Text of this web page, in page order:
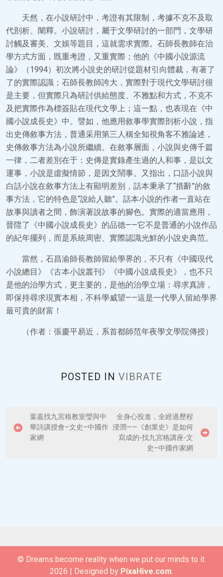
天然，在小說研討中，考證有其限制，考據不克不及取
代剖析、闡釋。小說研討，屬于文學研討的一部門，文學研
討觸及審美、文娛等題目，這就需求實際。石師長教師在治
學方式方面，既重考證，又重實際；他的《中國小說源流
論》（1994）初次將小說史的研討從題材引向體裁，有著了
了的實際認識；石師長教師誇大，實際對于現代文學研討很
是主要，但實際只為研討供給態度、不雅點和方式，不克不
及把實際作為標簽貼在現代文學上；這一點，也表現在《中
國小說成長史》中。譬如，他應用敘事學實際剖析小說，指
出史傳敘事方法，普通采用第三人稱全知視角客不雅論述，
史傳敘事方法為小說所繼續。在敘事層面，小說與史傳千篇
一律，二者差別在于：史傳是實錄產生過的人和事，是以文
運事，小說是虛擬情節，是因文鬧事。又指出，口語小說與
白話小說在敘事方法上有顯明差別，話本秉承了“措辭”的敘
事方法，它的特色是“說給人聽”。話本小說的作者一直站在
故事與讀者之間，飾演著說故事的腳色。實際的適當應用，
晉陞了《中國小說成長史》的品德——它不是普通的小說作品
的紀年擺列，而是系統周密、實際認識光鮮的小說史典范。
當然，石昌渝師長教師留給學界的，不只有《中國現代
小說總目》《古本小說叢刊》《中國小說成長史》，也不只
是他的治學方式，更主要的，是他的治學立場：尋求真諦，
即保持尋求現實本相，不科學威望——這是一代學人留給學界
最可貴的財富！
（作者：張慶平易近，系首都師范年夜學文學院傳授）
POSTED IN VIBRATE
o
a
葉嘉找九宮格教室瑩與中
華詩講授會–文史–中國作
家網
全身心投進，全經過歷程
浸潤——《創業史》是如何
寫成的-找九宮格講座-文
史–中國作家網
© Dreams become reality when we put our minds to it.
2026 | Designed by PixaHive.com.